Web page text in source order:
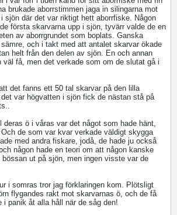
brukade aborrstimmen jaga in silingarna mot
sjön där det var riktigt hett aborrfiske. Någon
första skarvarna upp i sjön, tyvärr valde de en
av aborrgrundet som boplats. Ganska
och i takt med att antalet skarvar ökade
helt från den delen av sjön. En och annan
väl få, men det verkade som om de slutat gå i
det fanns ett 50 tal skarvar på den lilla
det var högvatten i sjön fick de nästan stå på
deras ö i våras var det något som hade hänt,
de som var kvar verkade väldigt skygga
med andra fiskare, jodå, de hade ju också
någon hade en teori om att någon kanske
bössan ut på sjön, men ingen visste var de
i somras tror jag förklaringen kom. Plötsligt
flygandes rakt mot skarvarnas ö, och de få
i panik åt alla håll när de såg den!